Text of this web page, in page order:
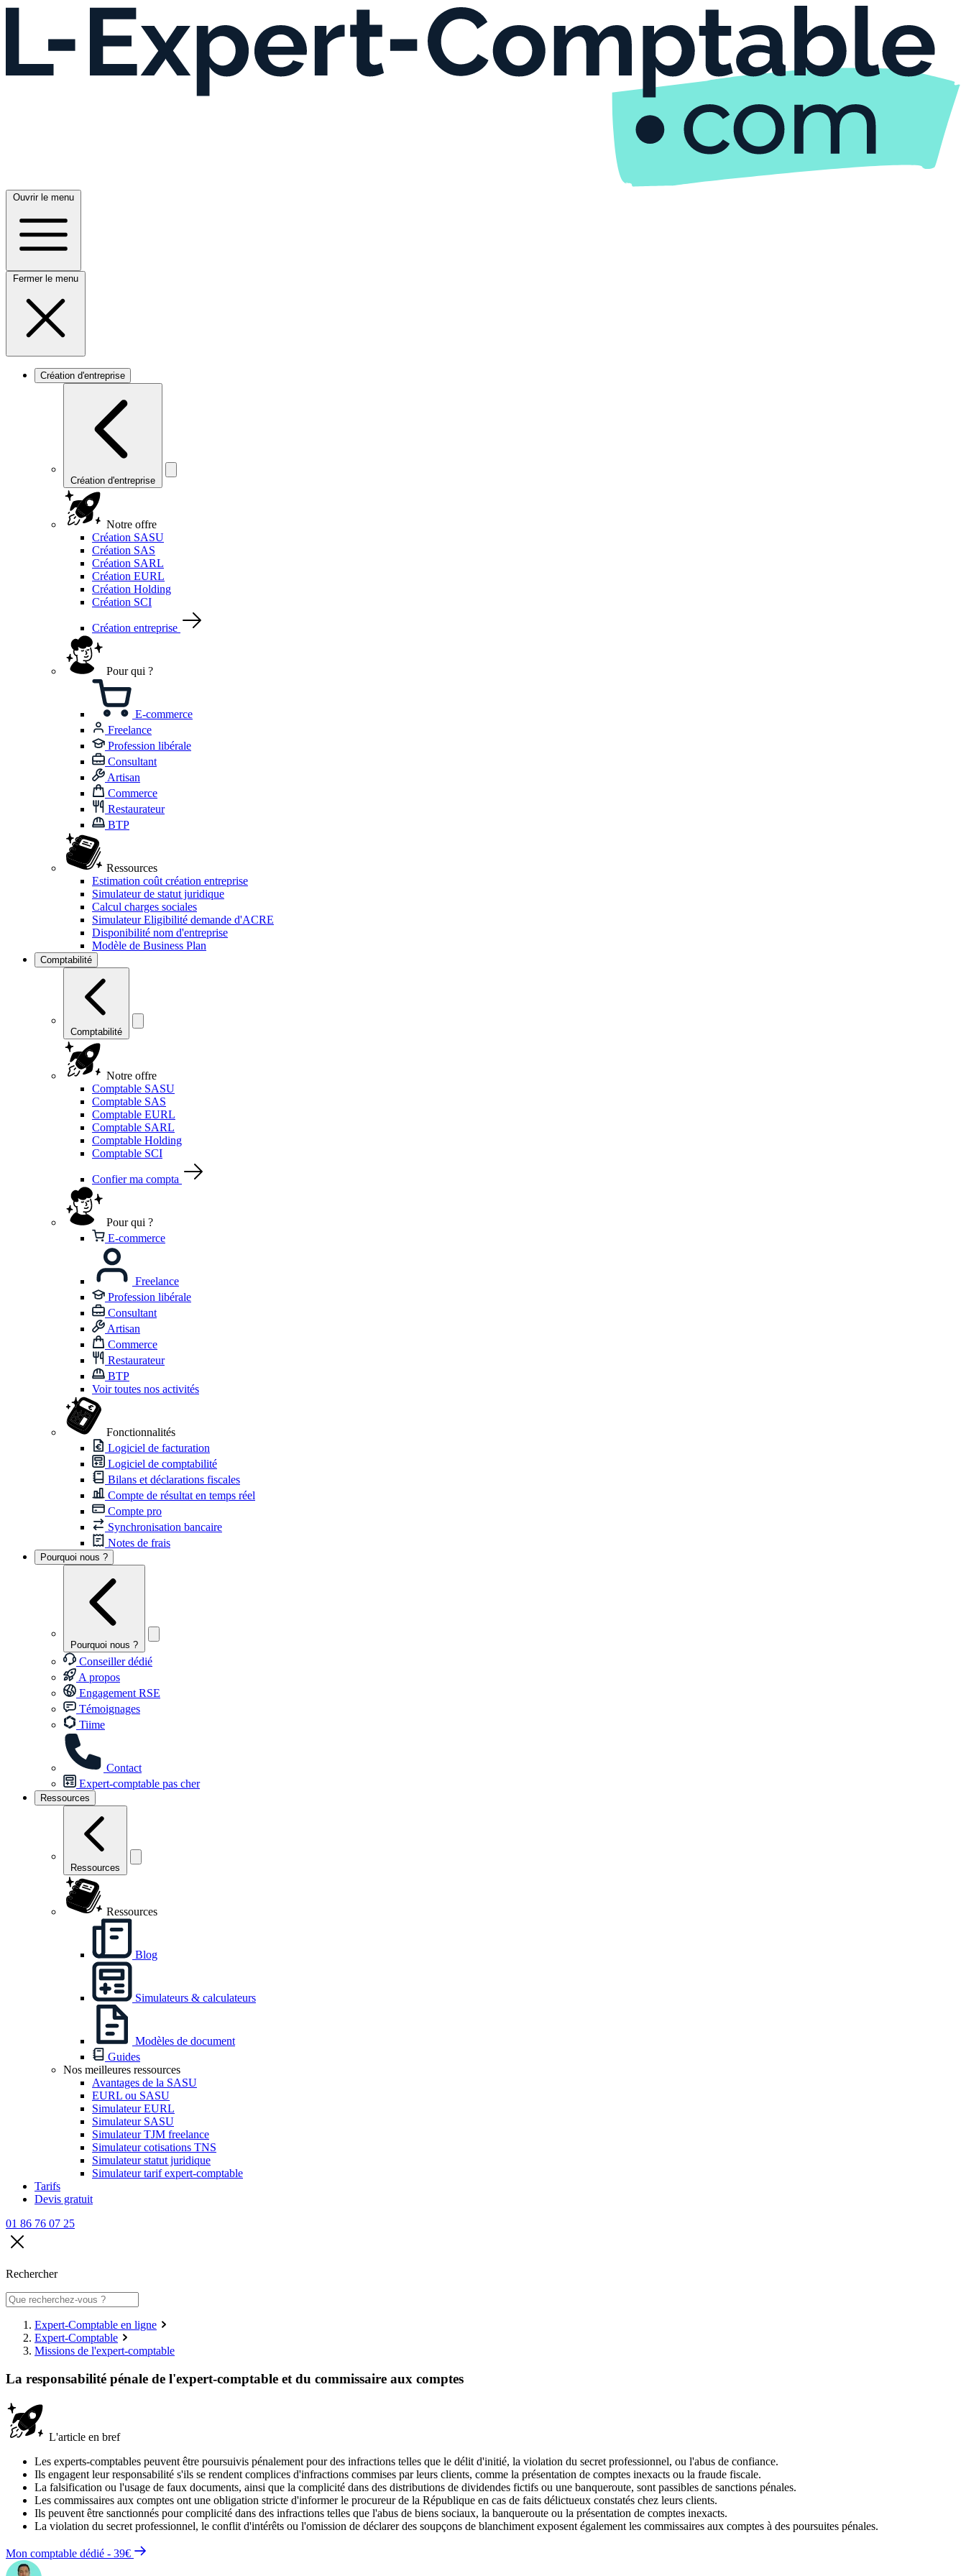
Ouvrir le menu
Fermer le menu
Création d'entreprise
Création d'entreprise
Notre offre
Création SASU
Création SAS
Création SARL
Création EURL
Création Holding
Création SCI
Création entreprise
Pour qui ?
E-commerce
Freelance
Profession libérale
Consultant
Artisan
Commerce
Restaurateur
BTP
Ressources
Estimation coût création entreprise
Simulateur de statut juridique
Calcul charges sociales
Simulateur Eligibilité demande d'ACRE
Disponibilité nom d'entreprise
Modèle de Business Plan
Comptabilité
Comptabilité
Notre offre
Comptable SASU
Comptable SAS
Comptable EURL
Comptable SARL
Comptable Holding
Comptable SCI
Confier ma compta
Pour qui ?
E-commerce
Freelance
Profession libérale
Consultant
Artisan
Commerce
Restaurateur
BTP
Voir toutes nos activités
Fonctionnalités
Logiciel de facturation
Logiciel de comptabilité
Bilans et déclarations fiscales
Compte de résultat en temps réel
Compte pro
Synchronisation bancaire
Notes de frais
Pourquoi nous ?
Pourquoi nous ?
Conseiller dédié
A propos
Engagement RSE
Témoignages
Tiime
Contact
Expert-comptable pas cher
Ressources
Ressources
Ressources
Blog
Simulateurs & calculateurs
Modèles de document
Guides
Nos meilleures ressources
Avantages de la SASU
EURL ou SASU
Simulateur EURL
Simulateur SASU
Simulateur TJM freelance
Simulateur cotisations TNS
Simulateur statut juridique
Simulateur tarif expert-comptable
Tarifs
Devis gratuit
01 86 76 07 25
Rechercher
Expert-Comptable en ligne
Expert-Comptable
Missions de l'expert-comptable
La responsabilité pénale de l'expert-comptable et du commissaire aux comptes
L'article en bref
Les experts-comptables peuvent être poursuivis pénalement pour des infractions telles que le délit d'initié, la violation du secret professionnel, ou l'abus de confiance.
Ils engagent leur responsabilité s'ils se rendent complices d'infractions commises par leurs clients, comme la présentation de comptes inexacts ou la fraude fiscale.
La falsification ou l'usage de faux documents, ainsi que la complicité dans des distributions de dividendes fictifs ou une banqueroute, sont passibles de sanctions pénales.
Les commissaires aux comptes ont une obligation stricte d'informer le procureur de la République en cas de faits délictueux constatés chez leurs clients.
Ils peuvent être sanctionnés pour complicité dans des infractions telles que l'abus de biens sociaux, la banqueroute ou la présentation de comptes inexacts.
La violation du secret professionnel, le conflit d'intérêts ou l'omission de déclarer des soupçons de blanchiment exposent également les commissaires aux comptes à des poursuites pénales.
Mon comptable dédié - 39€